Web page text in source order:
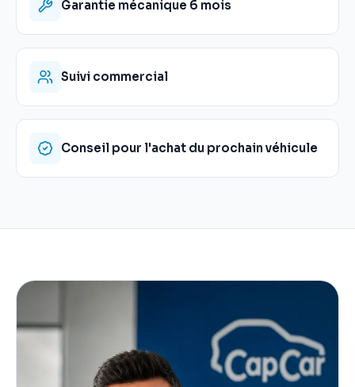
Garantie mécanique 6 mois
Suivi commercial
Conseil pour l'achat du prochain véhicule